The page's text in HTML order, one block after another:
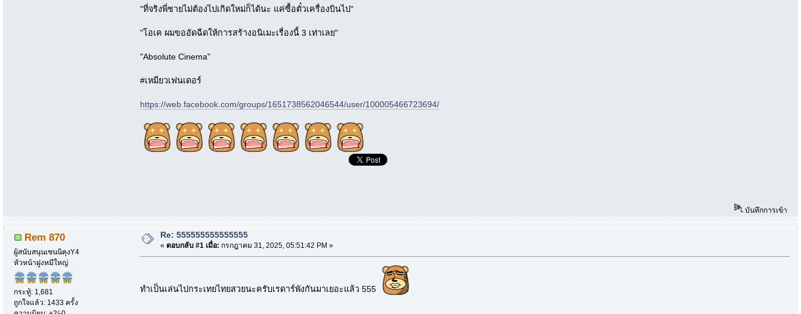
"ที่จริงพี่ชายไม่ต้องไปเกิดใหม่ก็ได้นะ แค่ซื้อตั๋วเครื่องบินไป"
"โอเค ผมขออัดฉีดให้การสร้างอนิเมะเรื่องนี้ 3 เท่าเลย"
"Absolute Cinema"
#เหมียวเฟนเดอร์
https://web.facebook.com/groups/1651738562046544/user/100005466723694/
บันทึกการเข้า
Rem 870
ผู้สนับสนุนเซนนิคุงY4
หัวหน้าฝูงหมีใหญ่
กระทู้: 1,681
ถูกใจแล้ว: 1433 ครั้ง
Re: 555555555555555
« ตอบกลับ #1 เมื่อ: กรกฎาคม 31, 2025, 05:51:42 PM »
ทำเป็นเล่นไปกระเทยไทยสวยนะครับเรดาร์พังกันมาเยอะแล้ว 555